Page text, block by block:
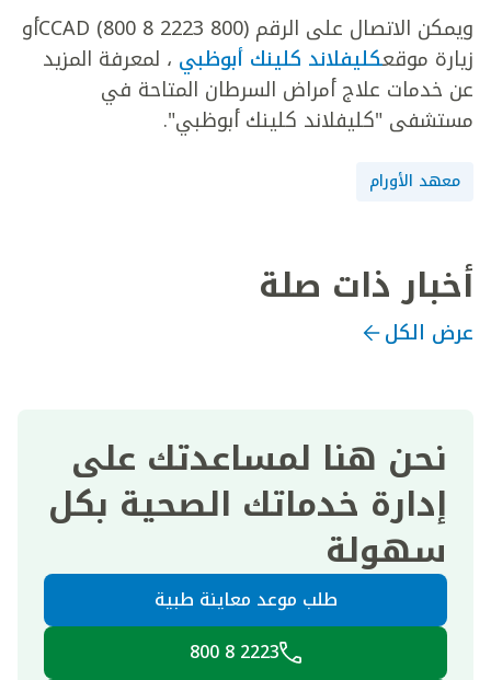
ويمكن الاتصال على الرقم (800 CCAD (800 8 2223أو
زيارة موقعكليفلاند كلينك أبوظبي ، لمعرفة المزيد
عن خدمات علاج أمراض السرطان المتاحة في
مستشفى "كليفلاند كلينك أبوظبي".
معهد الأورام
أخبار ذات صلة
عرض الكل
نحن هنا لمساعدتك على
إدارة خدماتك الصحية بكل
سهولة
طلب موعد معاينة طبية
2223 8 800